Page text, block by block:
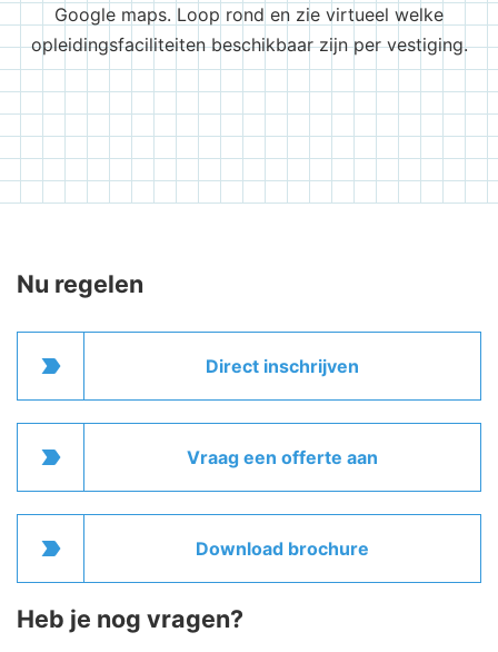
Google maps. Loop rond en zie virtueel welke
opleidingsfaciliteiten beschikbaar zijn per vestiging.
Nu regelen
label_important Direct inschrijven
label_important Vraag een offerte aan
label_important Download brochure
Heb je nog vragen?